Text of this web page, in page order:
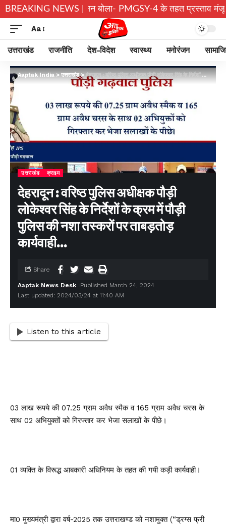
BREAKING NEWS |
वायरल; प्रशासन बोला- PMGSY-4 के तहत प्रस्ताव मंजूर
Aa
उत्तराखंड राजनीति देश-विदेश स्वास्थ्य मनोरंजन
Aaptak India>उत्तराखंड>देहरादून : वरिष्ठ पुलिस अधीक्षक पौड़ी लोकेश्वर सिंह के निर्देशों के क्रम में पौड़ी पुलिस की नशा तस्करों पर ताबड़तोड़ कार्यवाही…
उत्तराखंड क्राइम
देहरादून : वरिष्ठ पुलिस अधीक्षक पौड़ी
लोकेश्वर सिंह के निर्देशों के क्रम में पौड़ी
पुलिस की नशा तस्करों पर ताबड़तोड़
कार्यवाही…
Last updated: 2024/03/24 at 11:40 AM
Aaptak News Desk Published March 24, 2024
Share
Listen to this article
03 लाख रूपये की 07.25 ग्राम अवैध स्मैक व 165 ग्राम अवैध चरस के
साथ 02 अभियुक्तों को गिरफ्तार कर भेजा सलाखों के पीछे।
01 व्यक्ति के विरूद्ध आबकारी अधिनियम के तहत की गयी कड़ी कार्यवाही।
मा0 मुख्यमंत्री द्वारा वर्ष-2025 तक उत्तराखण्ड को नशामुक्त (“ड्रग्स फ्री